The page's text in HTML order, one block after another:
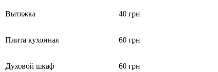
Вытяжка 40 грн
Плита кухонная 60 грн
Духовой шкаф 60 грн